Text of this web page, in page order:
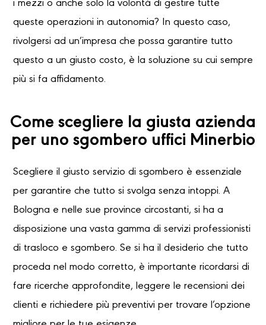
i mezzi o anche solo la volontà di gestire tutte
queste operazioni in autonomia? In questo caso,
rivolgersi ad un’impresa che possa garantire tutto
questo a un giusto costo, è la soluzione su cui sempre
più si fa affidamento.
Come scegliere la giusta azienda
per uno sgombero uffici Minerbio
Scegliere il giusto servizio di sgombero è essenziale
per garantire che tutto si svolga senza intoppi. A
Bologna e nelle sue province circostanti, si ha a
disposizione una vasta gamma di servizi professionisti
di trasloco e sgombero. Se si ha il desiderio che tutto
proceda nel modo corretto, è importante ricordarsi di
fare ricerche approfondite, leggere le recensioni dei
clienti e richiedere più preventivi per trovare l’opzione